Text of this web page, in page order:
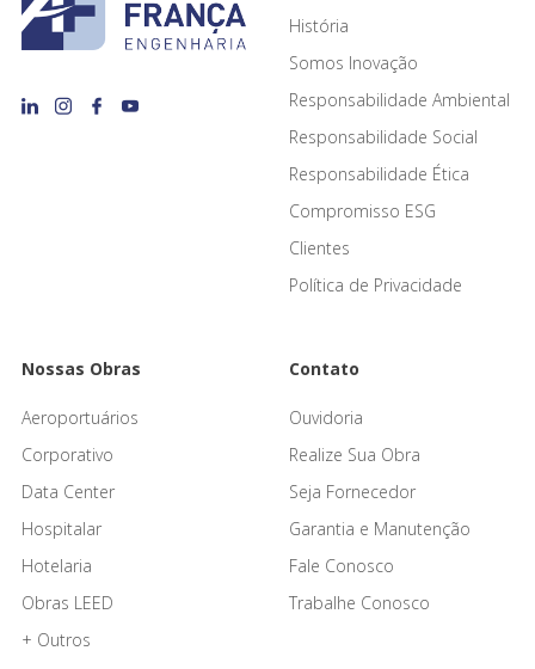
História
Somos Inovação
Responsabilidade Ambiental
Responsabilidade Social
Responsabilidade Ética
Compromisso ESG
Clientes
Política de Privacidade
Nossas Obras
Aeroportuários
Corporativo
Data Center
Hospitalar
Hotelaria
Obras LEED
+ Outros
Contato
Ouvidoria
Realize Sua Obra
Seja Fornecedor
Garantia e Manutenção
Fale Conosco
Trabalhe Conosco